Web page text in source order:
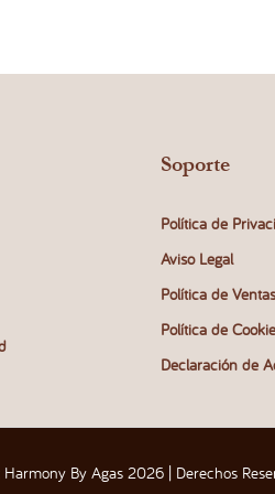
Soporte
Política de
Aviso Legal
Política de Ventas
Política de
Declaración de
By Agas 2026 | Derechos